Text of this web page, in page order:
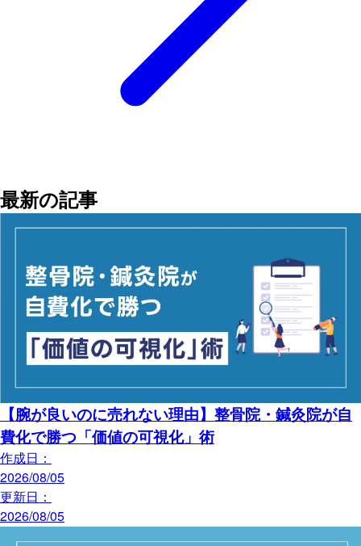
最新の記事
【腕が良いのに売れない理由】整骨院・鍼灸院が自
費化で勝つ「価値の可視化」術
作成日：
2026/08/05
更新日：
2026/08/05